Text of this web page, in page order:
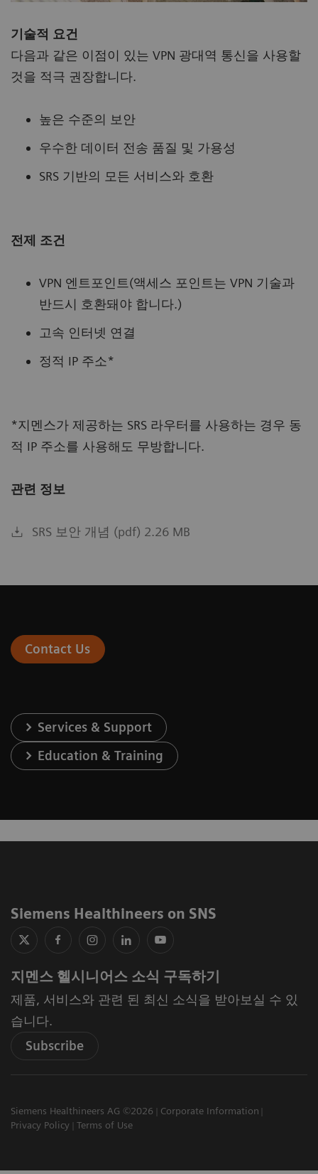
기술적 요건
다음과 같은 이점이 있는 VPN 광대역 통신을 사용할
것을 적극 권장합니다.
높은 수준의 보안
우수한 데이터 전송 품질 및 가용성
SRS 기반의 모든 서비스와 호환
전제 조건
VPN 엔트포인트(액세스 포인트는 VPN 기술과
반드시 호환돼야 합니다.)
고속 인터넷 연결
정적 IP 주소*
*지멘스가 제공하는 SRS 라우터를 사용하는 경우 동
적 IP 주소를 사용해도 무방합니다.
관련 정보
SRS 보안 개념 (pdf) 2.26 MB
Contact Us
Services & Support
Education & Training
Siemens Healthineers on SNS
지멘스 헬시니어스 소식 구독하기
제품, 서비스와 관련 된 최신 소식을 받아보실 수 있
습니다.
Subscribe
Siemens Healthineers AG ©2026
Corporate Information
Privacy Policy
Terms of Use